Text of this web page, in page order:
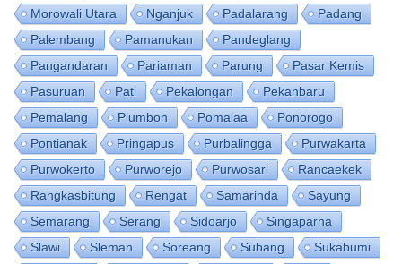
Morowali Utara
Nganjuk Padalarang
Padang
Palembang
Pamanukan
Pandeglang
Pangandaran
Pariaman Parung
Pasar Kemis
Pasuruan
Pati Pekalongan
Pekanbaru
Pemalang
Plumbon Pomalaa
Ponorogo
Pontianak
Pringapus Purbalingga
Purwakarta
Purwokerto
Purworejo Purwosari
Rancaekek
Rangkasbitung
Rengat Samarinda
Sayung
Semarang
Serang Sidoarjo
Singaparna
Slawi
Sleman Soreang Subang
Sukabumi